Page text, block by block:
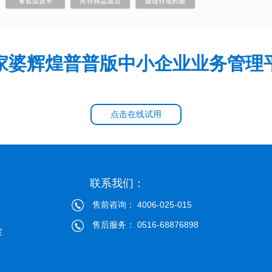
婆辉煌普普版中小企业业务管理
点击在线试用
联系我们：
售前咨询： 4006-025-015
售后服务： 0516-68876898